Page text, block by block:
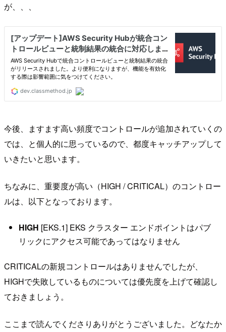
が、、、
今後、ますます高い頻度でコントロールが追加されていくの
では、と個人的に思っているので、都度キャッチアップして
いきたいと思います。
ちなみに、重要度が高い（HIGH / CRITICAL）のコントロー
ルは、以下となっております。
HIGH [EKS.1] EKS クラスター エンドポイントはパブ
リックにアクセス可能であってはなりません
CRITICALの新規コントロールはありませんでしたが、
HIGHで失敗しているものについては優先度を上げて確認し
ておきましょう。
ここまで読んでくださりありがとうございました。どなたか